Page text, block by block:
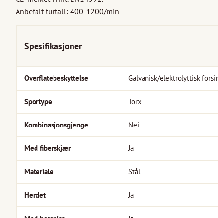
Anbefalt turtall: 400-1200/min
Spesifikasjoner
Overflatebeskyttelse Galvanisk/elektrolyttisk
Sportype Torx
Kombinasjonsgjenge Nei
Med fiberskjær Ja
Materiale Stål
Herdet Ja